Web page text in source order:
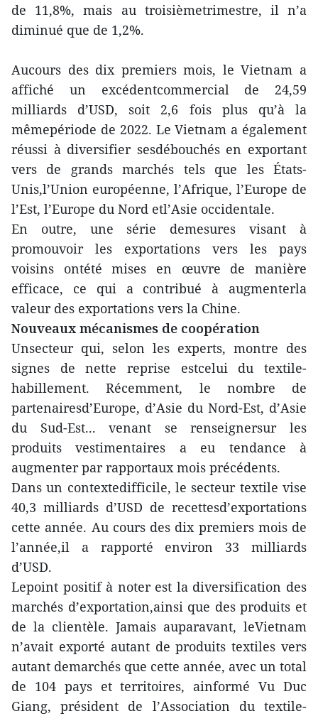
de 11,8%, mais au troisièmetrimestre, il n’a
diminué que de 1,2%.
Aucours des dix premiers mois, le Vietnam a
affiché un excédentcommercial de 24,59
milliards d’USD, soit 2,6 fois plus qu’à la
mêmepériode de 2022. Le Vietnam a également
réussi à diversifier sesdébouchés en exportant
vers de grands marchés tels que les États-
Unis,l’Union européenne, l’Afrique, l’Europe de
l’Est, l’Europe du Nord etl’Asie occidentale.
En outre, une série demesures visant à
promouvoir les exportations vers les pays
voisins ontété mises en œuvre de manière
efficace, ce qui a contribué à augmenterla
valeur des exportations vers la Chine.
Nouveaux mécanismes de coopération
Unsecteur qui, selon les experts, montre des
signes de nette reprise estcelui du textile-
habillement. Récemment, le nombre de
partenairesd’Europe, d’Asie du Nord-Est, d’Asie
du Sud-Est... venant se renseignersur les
produits vestimentaires a eu tendance à
augmenter par rapportaux mois précédents.
Dans un contextedifficile, le secteur textile vise
40,3 milliards d’USD de recettesd’exportations
cette année. Au cours des dix premiers mois de
l’année,il a rapporté environ 33 milliards
d’USD.
Lepoint positif à noter est la diversification des
marchés d’exportation,ainsi que des produits et
de la clientèle. Jamais auparavant, leVietnam
n’avait exporté autant de produits textiles vers
autant demarchés que cette année, avec un total
de 104 pays et territoires, ainformé Vu Duc
Giang, président de l’Association du textile-